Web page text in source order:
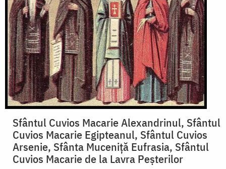
Sfântul Cuvios Macarie Alexandrinul, Sfântul
Cuvios Macarie Egipteanul, Sfântul Cuvios
Arsenie, Sfânta Muceniță Eufrasia, Sfântul
Cuvios Macarie de la Lavra Peșterilor